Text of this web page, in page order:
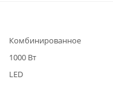
Комбинированное
1000 Вт
LED